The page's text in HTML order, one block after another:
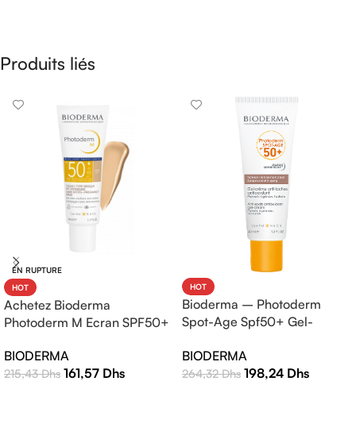
Produits liés
EN RUPTURE
HOT
Achetez Bioderma
Photoderm M Ecran SPF50+
Protection Solaire Haute
Efficacité
BIODERMA
215,43Dhs 161,57 Dhs
HOT
Bioderma – Photoderm
Spot-Age Spf50+ Gel-
BIODERMA
264,32Dhs 198,24 Dhs